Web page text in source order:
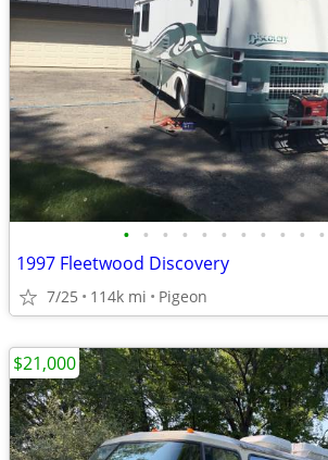
• • • • • • • • • • •
1997 Fleetwood Discovery
7/25 114k mi Pigeon
$21,000